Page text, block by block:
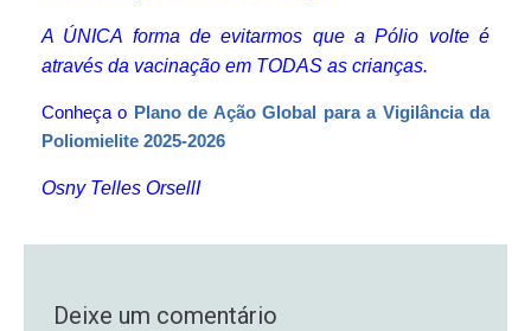
A ÚNICA forma de evitarmos que a Pólio volte é
através da vacinação em TODAS as crianças.
Conheça o Plano de Ação Global para a Vigilância da
Poliomielite 2025-2026
Osny Telles OrsellI
Deixe um comentário